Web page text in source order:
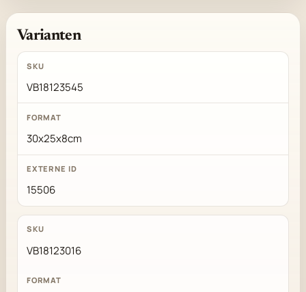
Varianten
VB18123545
30x25x8cm
15506
VB18123016